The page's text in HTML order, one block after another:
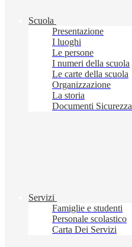
Scuola
Presentazione
I luoghi
Le persone
I numeri della scuola
Le carte della scuola
Organizzazione
La storia
Documenti Sicurezza
Servizi
Famiglie e studenti
Personale scolastico
Carta Dei Servizi